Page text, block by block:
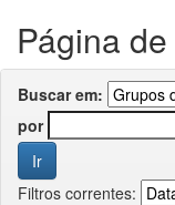
Página
Buscar em:
por
Filtros correntes: